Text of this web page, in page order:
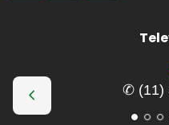
✆ (11)